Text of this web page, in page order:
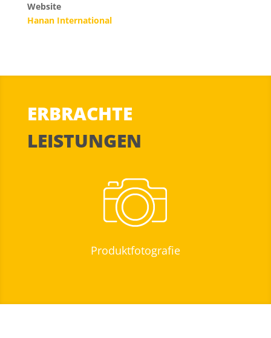
Website
Hanan International
ERBRACHTE
LEISTUNGEN
Produktfotografie